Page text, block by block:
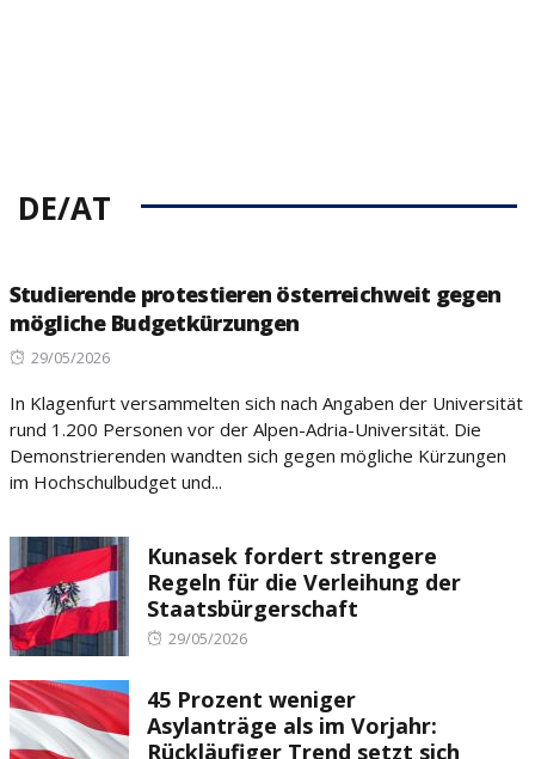
DE/AT
Studierende protestieren österreichweit gegen
mögliche Budgetkürzungen
Posted
29/05/2026
In Klagenfurt versammelten sich nach Angaben der Universität
rund 1.200 Personen vor der Alpen-Adria-Universität. Die
Demonstrierenden wandten sich gegen mögliche Kürzungen
im Hochschulbudget und...
Kunasek fordert strengere
Regeln für die Verleihung der
Staatsbürgerschaft
Posted
29/05/2026
45 Prozent weniger
Asylanträge als im Vorjahr:
Rückläufiger Trend setzt sich